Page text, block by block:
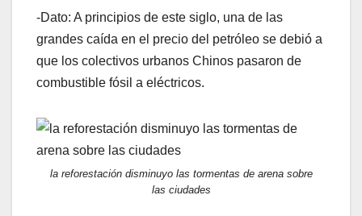
-Dato: A principios de este siglo, una de las
grandes caída en el precio del petróleo se debió a
que los colectivos urbanos Chinos pasaron de
combustible fósil a eléctricos.
la reforestación disminuyo las tormentas de arena sobre
las ciudades